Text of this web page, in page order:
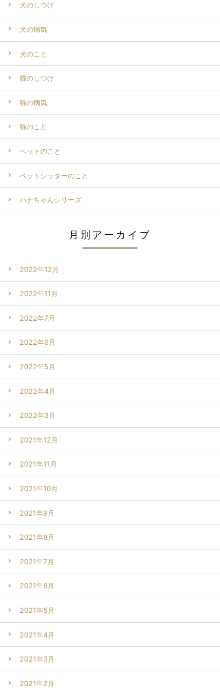
犬のしつけ
犬の病気
犬のこと
猫のしつけ
猫の病気
猫のこと
ペットのこと
ペットシッターのこと
ハナちゃんシリーズ
月別アーカイブ
2022年12月
2022年11月
2022年7月
2022年6月
2022年5月
2022年4月
2022年3月
2021年12月
2021年11月
2021年10月
2021年9月
2021年8月
2021年7月
2021年6月
2021年5月
2021年4月
2021年3月
2021年2月